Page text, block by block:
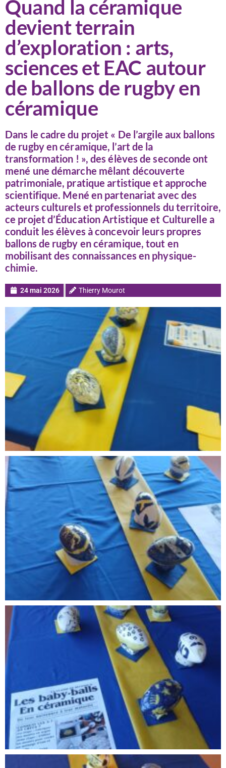
Quand la céramique
devient terrain
d’exploration : arts,
sciences et EAC autour
de ballons de rugby en
céramique
Dans le cadre du projet « De l’argile aux ballons
de rugby en céramique, l’art de la
transformation ! », des élèves de seconde ont
mené une démarche mêlant découverte
patrimoniale, pratique artistique et approche
scientifique. Mené en partenariat avec des
acteurs culturels et professionnels du territoire,
ce projet d’Éducation Artistique et Culturelle a
conduit les élèves à concevoir leurs propres
ballons de rugby en céramique, tout en
mobilisant des connaissances en physique-
chimie.
24 mai 2026 Thierry Mourot